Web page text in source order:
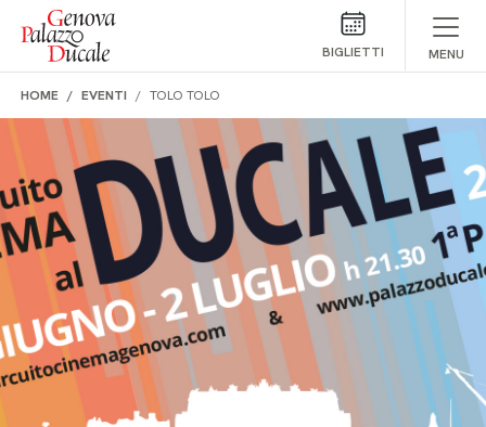
Salta al contenuto
BIGLIETTI MENU
HOME EVENTI TOLO TOLO